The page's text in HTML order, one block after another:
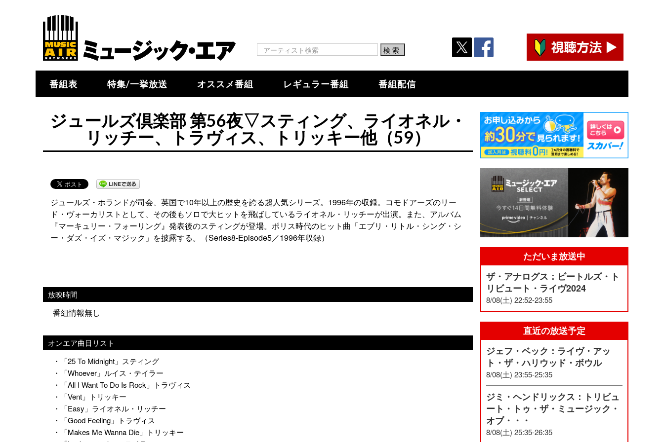
番組表 特集/一挙放送 オススメ番組 レギュラー番組 番組配信
ジュールズ倶楽部 第56夜▽スティング、ライオネル・
リッチー、トラヴィス、トリッキー他（59）
ジュールズ・ホランドが司会、英国で10年以上の歴史を誇る超人気シリーズ。1996年の収録。コモドアーズのリー
ド・ヴォーカリストとして、その後もソロで大ヒットを飛ばしているライオネル・リッチーが出演。また、アルバム
『マーキュリー・フォーリング』発表後のスティングが登場。ポリス時代のヒット曲「エブリ・リトル・シング・シ
ー・ダズ・イズ・マジック」を披露する。（Series8-Episode5／1996年収録）
放映時間
番組情報無し
オンエア曲目リスト
・「25 To Midnight」スティング
・「Whoever」ルイス・テイラー
・「All I Want To Do Is Rock」トラヴィス
・「Vent」トリッキー
・「Easy」ライオネル・リッチー
・「Good Feeling」トラヴィス
・「Makes Me Wanna Die」トリッキー
ただいま放送中
ザ・アナログス：ビートルズ・ト
リビュート・ライヴ2024
8/08(土) 22:52-23:55
直近の放送予定
ジェフ・ベック：ライヴ・アッ
ト・ザ・ハリウッド・ボウル
8/08(土) 23:55-25:35
ジミ・ヘンドリックス：トリビュ
ート・トゥ・ザ・ミュージック・
オブ・・・
8/08(土) 25:35-26:35